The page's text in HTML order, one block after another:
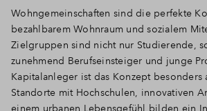
Wohngemeinschaften sind die perfekte
bezahlbarem Wohnraum und sozialem
Zielgruppen sind nicht nur Studierende,
zunehmend Berufseinsteiger und junge
Kapitalanleger ist das Konzept besonders
Standorte mit Hochschulen, innovativen
einem urbanen Lebensgefühl bilden ein